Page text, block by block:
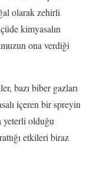
olarak zehirli
kimyasalın
ona verdiği
bazı biber gazları
içeren bir spreyin
yeterli olduğu
etkileri biraz